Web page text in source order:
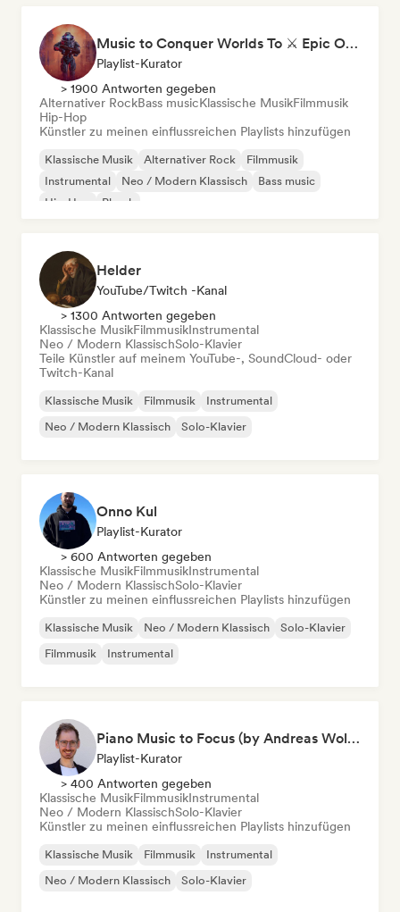
Music to Conquer Worlds To ⚔️ Epic Orchestral, Cinematic & Trailer Music
Playlist-Kurator
> 1900 Antworten gegeben
Alternativer RockBass musicKlassische MusikFilmmusik
Hip-Hop
Künstler zu meinen einflussreichen Playlists hinzufügen
Klassische Musik Alternativer Rock
Filmmusik
Instrumental
Neo / Modern Klassisch
Bass music
Hip-Hop
Phonk
Helder
YouTube/Twitch -Kanal
> 1300 Antworten gegeben
Klassische MusikFilmmusikInstrumental
Neo / Modern KlassischSolo-Klavier
Teile Künstler auf meinem YouTube-, SoundCloud- oder
Twitch-Kanal
Klassische Musik Filmmusik
Instrumental
Neo / Modern Klassisch
Solo-Klavier
Onno Kul
Playlist-Kurator
> 600 Antworten gegeben
Klassische MusikFilmmusikInstrumental
Neo / Modern KlassischSolo-Klavier
Künstler zu meinen einflussreichen Playlists hinzufügen
Klassische Musik Neo / Modern Klassisch
Solo-Klavier
Filmmusik
Instrumental
Piano Music to Focus (by Andreas Wolff)
Playlist-Kurator
> 400 Antworten gegeben
Klassische MusikFilmmusikInstrumental
Neo / Modern KlassischSolo-Klavier
Künstler zu meinen einflussreichen Playlists hinzufügen
Klassische Musik Filmmusik
Instrumental
Neo / Modern Klassisch
Solo-Klavier